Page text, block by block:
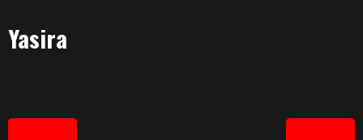
Yasira